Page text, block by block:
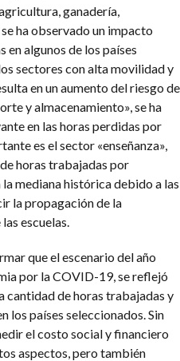
ganadería,
ha observado un impacto
algunos de los países
sectores con alta movilidad y
en un aumento del riesgo de
y almacenamiento», se ha
en las horas perdidas por
es el sector «enseñanza»,
horas trabajadas por
mediana histórica debido a las
la propagación de la
escuelas.
que el escenario del año
por la COVID-19, se reflejó
cantidad de horas trabajadas y
los países seleccionados. Sin
el costo social y financiero
aspectos, pero también